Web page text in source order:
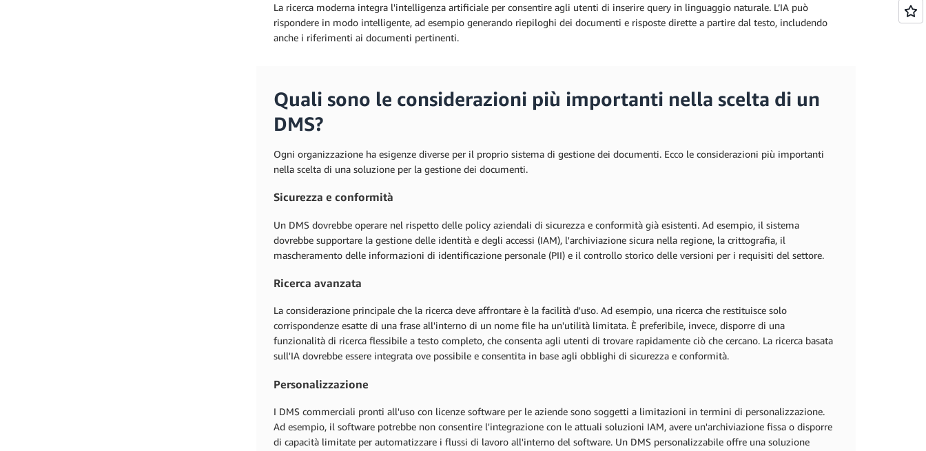
La ricerca moderna integra l'intelligenza artificiale per consentire agli utenti di inserire query in linguaggio naturale. L’IA può
rispondere in modo intelligente, ad esempio generando riepiloghi dei documenti e risposte dirette a partire dal testo, includendo
anche i riferimenti ai documenti pertinenti.
Quali sono le considerazioni più importanti nella scelta di un
DMS?
Ogni organizzazione ha esigenze diverse per il proprio sistema di gestione dei documenti. Ecco le considerazioni più importanti
nella scelta di una soluzione per la gestione dei documenti.
Sicurezza e conformità
Un DMS dovrebbe operare nel rispetto delle policy aziendali di sicurezza e conformità già esistenti. Ad esempio, il sistema
dovrebbe supportare la gestione delle identità e degli accessi (IAM), l'archiviazione sicura nella regione, la crittografia, il
mascheramento delle informazioni di identificazione personale (PII) e il controllo storico delle versioni per i requisiti del settore.
Ricerca avanzata
La considerazione principale che la ricerca deve affrontare è la facilità d'uso. Ad esempio, una ricerca che restituisce solo
corrispondenze esatte di una frase all'interno di un nome file ha un'utilità limitata. È preferibile, invece, disporre di una
funzionalità di ricerca flessibile a testo completo, che consenta agli utenti di trovare rapidamente ciò che cercano. La ricerca basata
sull'IA dovrebbe essere integrata ove possibile e consentita in base agli obblighi di sicurezza e conformità.
Personalizzazione
I DMS commerciali pronti all'uso con licenze software per le aziende sono soggetti a limitazioni in termini di personalizzazione.
Ad esempio, il software potrebbe non consentire l'integrazione con le attuali soluzioni IAM, avere un'archiviazione fissa o disporre
di capacità limitate per automatizzare i flussi di lavoro all'interno del software. Un DMS personalizzabile offre una soluzione